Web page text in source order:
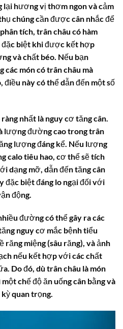
lại hương vị thơm ngon và cảm
chúng cần được cân nhắc để
tích, trân châu có hàm
đặc biệt khi được kết hợp
và chất béo. Nếu bạn
món có trân châu mà
điều này có thể dẫn đến một số
nhất là nguy cơ tăng cân.
lượng đường cao trong trân
lượng đáng kể. Nếu lượng
calo tiêu hao, cơ thể sẽ tích
dạng mỡ, dẫn đến tăng cân
đặc biệt đáng lo ngại đối với
động.
đường có thể gây ra các
nguy cơ mắc bệnh tiểu
răng miệng (sâu răng), và ảnh
nếu kết hợp với các chất
Do đó, dù trân châu là món
chế độ ăn uống cân bằng và
quan trọng.